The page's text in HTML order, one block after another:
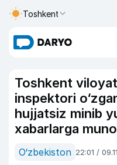
Toshkent
Toshkent
inspektori
hujjatsiz minib
xabarlarga
O‘zbekiston 22:01 /